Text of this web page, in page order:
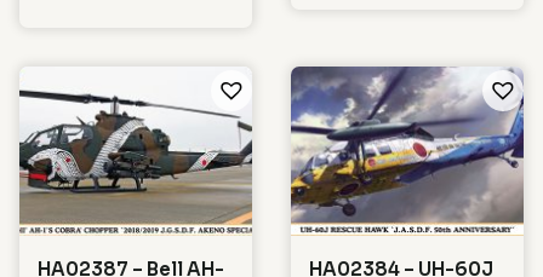
HA02387 – Bell AH- HA02384 – UH-60J